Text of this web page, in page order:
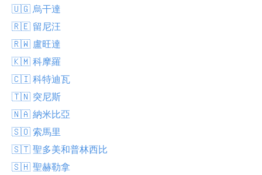
🇺🇬 烏干達
🇷🇪 留尼汪
🇷🇼 盧旺達
🇰🇲 科摩羅
🇨🇮 科特迪瓦
🇹🇳 突尼斯
🇳🇦 納米比亞
🇸🇴 索馬里
🇸🇹 聖多美和普林西比
🇸🇭 聖赫勒拿